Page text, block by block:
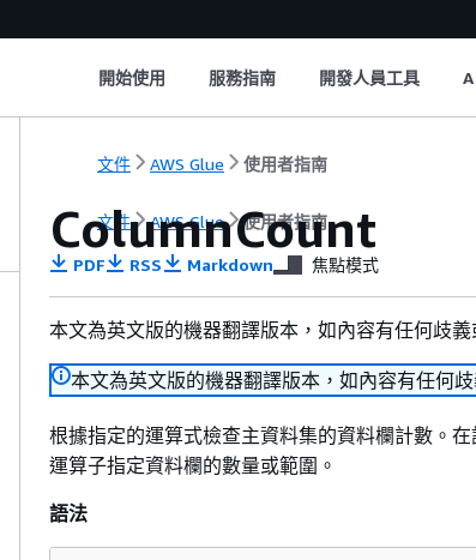
開始使用 服務指南 開發人員工具
文件 AWS Glue 使用者指南
文件 AWS Glue 使用者指南
ColumnCount
PDF RSS Markdown 焦點模式
本文為英文版的機器翻譯版本，如內容有任何歧
本文為英文版的機器翻譯版本，如內容有任何
根據指定的運算式檢查主資料集的資料欄計數。
運算子指定資料欄的數量或範圍。
語法